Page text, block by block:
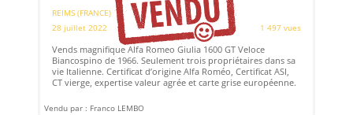
REIMS (FRANCE)
28 juillet 2022
1 497 vues
Vends magnifique Alfa Romeo Giulia 1600 GT Veloce
Biancospino de 1966. Seulement trois propriétaires dans sa
vie Italienne. Certificat d’origine Alfa Roméo, Certificat ASI,
CT vierge, expertise valeur agrée et carte grise européenne.
Vendu par : Franco LEMBO